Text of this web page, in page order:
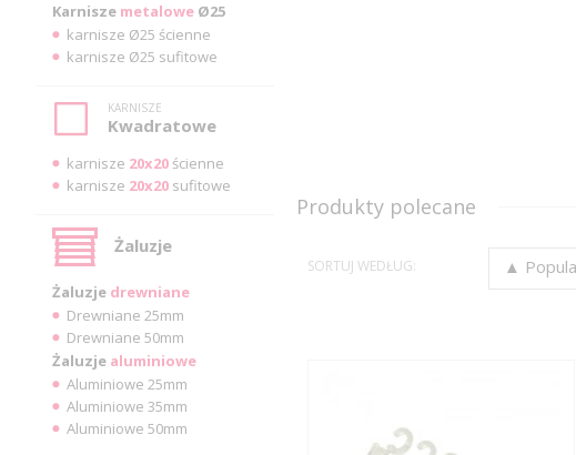
Karnisze metalowe Ø25
karnisze Ø25 ścienne
karnisze Ø25 sufitowe
KARNISZE
Kwadratowe
karnisze 20x20 ścienne
karnisze 20x20 sufitowe
Żaluzje
Żaluzje drewniane
Drewniane 25mm
Drewniane 50mm
Żaluzje aluminiowe
Aluminiowe 25mm
Aluminiowe 35mm
Aluminiowe 50mm
Produkty polecane
SORTUJ WEDŁUG: